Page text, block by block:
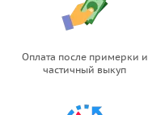
Оплата после примерки и
частичный выкуп